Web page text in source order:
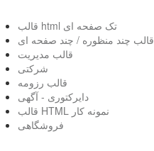
قالب html تک صفحه ای
قالب چند منظوره / چند صفحه ای
قالب مدیریت
شرکتی
قالب رزومه
دایرکتوری - آگهی
قالب HTML نمونه کار
فروشگاهی